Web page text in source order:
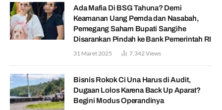
Ada Mafia Di BSG Tahuna? Demi
Keamanan Uang Pemda dan Nasabah,
Pemegang Saham Bupati Sangihe
Disarankan Pindah ke Bank Pemerintah RI
31 Maret 2025 7,342 Views
Bisnis Rokok Ci Una Harus di Audit,
Dugaan Lolos Karena Back Up Aparat?
Begini Modus Operandinya